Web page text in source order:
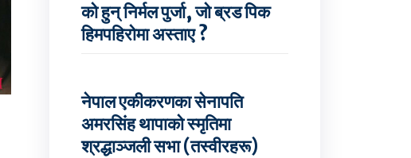
को हुन् निर्मल पुर्जा, जो ब्रड पिक
हिमपहिरोमा अस्ताए ?
नेपाल एकीकरणका सेनापति
अमरसिंह थापाको स्मृतिमा
श्रद्धाञ्जली सभा (तस्वीरहरू)